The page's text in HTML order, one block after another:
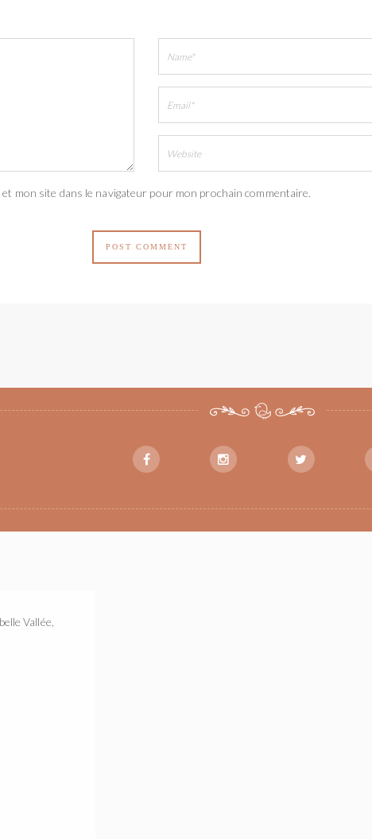
mon site dans le navigateur pour mon prochain commentaire.
Vallée,